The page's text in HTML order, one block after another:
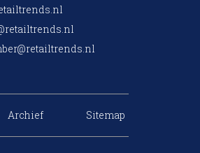
Archief Sitemap